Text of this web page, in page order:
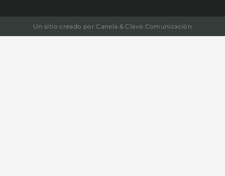
Un sitio creado porCanela & Clavo Comunicación